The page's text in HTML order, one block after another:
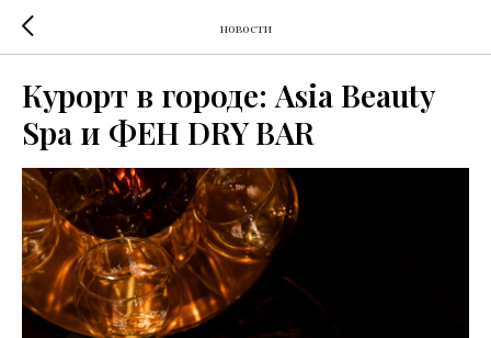
новости
Курорт в городе: Asia Beauty
Spa и ФЕН DRY BAR